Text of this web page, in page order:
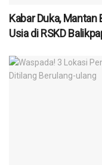
Kabar Duka,
Usia di RSKD